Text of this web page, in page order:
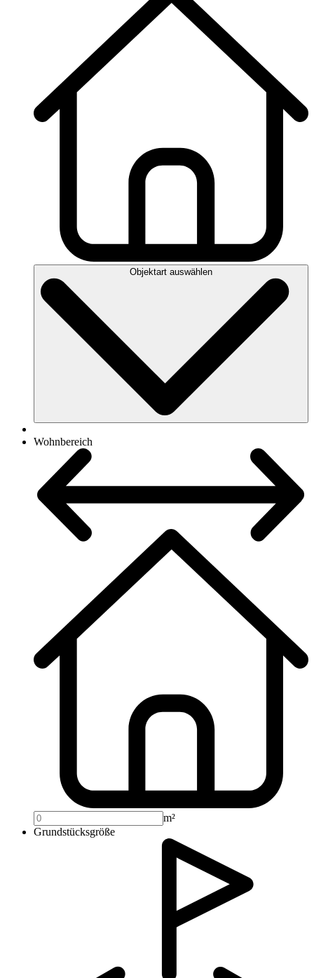
Objektart auswählen
Wohnbereich
m²
Grundstücksgröße